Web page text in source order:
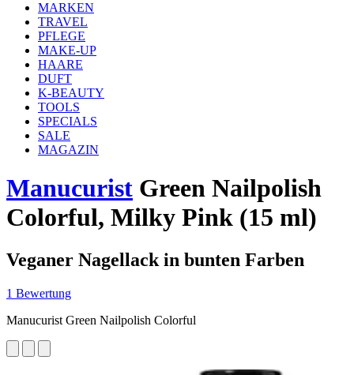
MARKEN
TRAVEL
PFLEGE
MAKE-UP
HAARE
DUFT
K-BEAUTY
TOOLS
SPECIALS
SALE
MAGAZIN
Manucurist Green Nailpolish
Colorful, Milky Pink (15 ml)
Veganer Nagellack in bunten Farben
1 Bewertung
Manucurist Green Nailpolish Colorful